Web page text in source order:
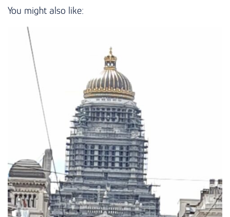
You might also like: